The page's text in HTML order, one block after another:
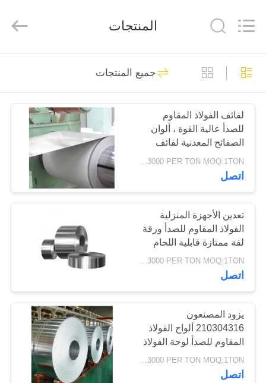
المنزل
المنتجات
فيديوهات
معلومات
عنا
جولة
في
المصنع
مراقبة
الجودة
اتصل
المقاوم
للصدأ
©
2025
Reserved.
لوحة مسطحة من
الفولاذ المقاوم للصدأ
لوحة ورقة الفولاذ
المقاوم للصدأ
92
صفيحة ألمنيوم
105
المنتجات
جميع المنتجات
لفائف الفولاذ المقاوم
للصدأ عالية القوة ، ألوان
الصفائح المعدنية لفائف
الأسهم
USD1200-3000 PER TON MOQ:1TON
اتصل
تعدين الأجهزة المنزلية
الفولاذ المقاوم للصدأ ورقة
لفة ممتازة قابلية اللحام
USD1200-3000 PER TON MOQ:1TON
اتصل
يزود المصنعون
210304316 ألواح الفولاذ
المقاوم للصدأ لوحة الفولاذ
المقاوم للصدأ
USD1200-3000 PER TON MOQ:1TON
اتصل